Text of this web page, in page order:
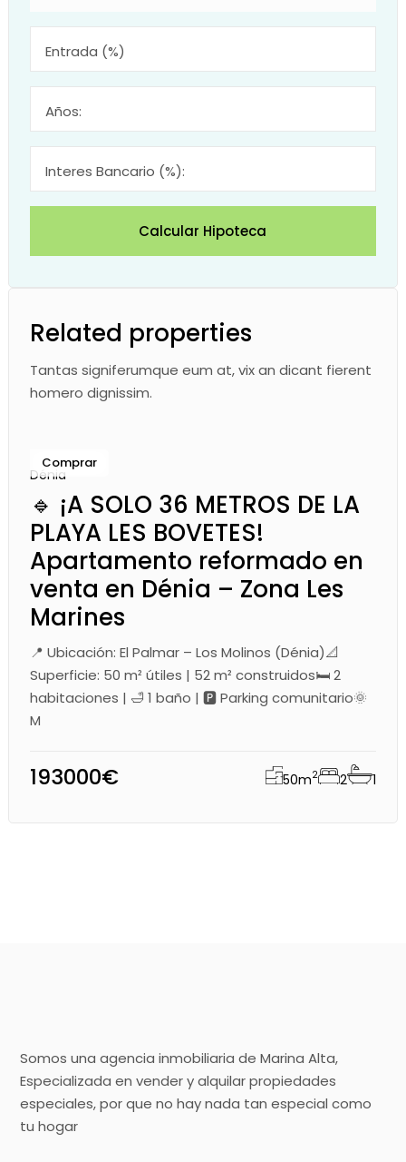
Entrada (%)
Años:
Interes Bancario (%):
Calcular Hipoteca
Related properties
Tantas signiferumque eum at, vix an dicant fierent
homero dignissim.
Comprar
Dénia
🔹 ¡A SOLO 36 METROS DE LA
PLAYA LES BOVETES!
Apartamento reformado en
venta en Dénia – Zona Les
Marines
📍 Ubicación: El Palmar – Los Molinos (Dénia)📐
Superficie: 50 m² útiles | 52 m² construidos🛏️ 2
habitaciones | 🛁 1 baño | 🅿️ Parking comunitario🌞
M
193000€ 50m2 2 1
Somos una agencia inmobiliaria de Marina Alta,
Especializada en vender y alquilar propiedades
especiales, por que no hay nada tan especial como
tu hogar